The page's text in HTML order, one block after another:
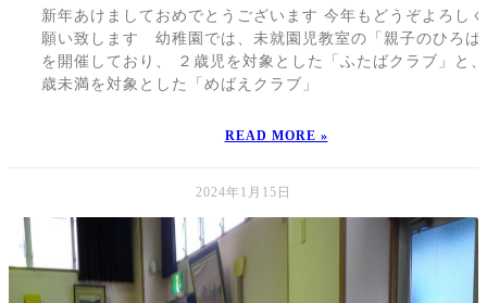
新年あけましておめでとうございます 今年もどうぞよろし
願い致します 幼稚園では、未就園児教室の「親子のひろば
を開催しており、 ２歳児を対象とした「ふたばクラブ」と
歳未満を対象とした「めばえクラブ」
READ MORE »
2024年1月15日